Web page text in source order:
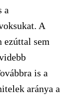
a
A
ezúttal sem
is a
aránya a